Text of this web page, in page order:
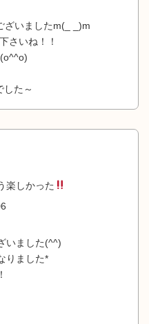
ざいましたm(_ _)m
さいね！！
した～
楽しかった
いました(^^)
りました*